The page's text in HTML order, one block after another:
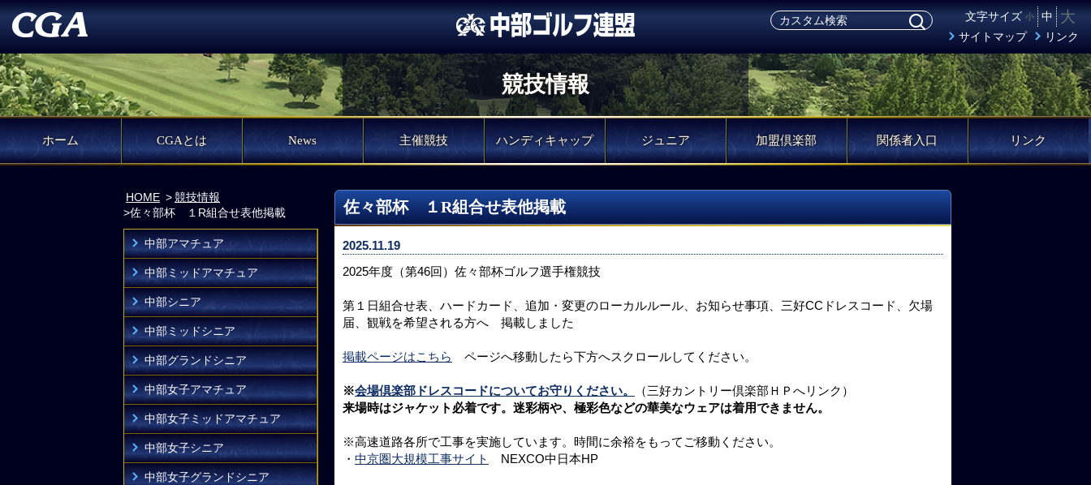
文字サイズ 小 中 大
サイトマップ リンク
競技情報
ホーム CGAとは News 主催競技 ハンディキャップ ジュニア 加盟倶楽部 関係者入口 リンク
HOME
競技情報
佐々部杯 １R組合せ表他掲載
中部アマチュア
中部ミッドアマチュア
中部シニア
中部ミッドシニア
中部グランドシニア
中部女子アマチュア
中部女子ミッドアマチュア
中部女子シニア
中部女子グランドシニア
佐々部杯 １R組合せ表他掲載
2025.11.19
2025年度（第46回）佐々部杯ゴルフ選手権競技
第１日組合せ表、ハードカード、追加・変更のローカルルール、お知らせ事項、三好CCドレスコード、欠場
届、観戦を希望される方へ 掲載しました
掲載ページはこちら ページへ移動したら下方へスクロールしてください。
※会場倶楽部ドレスコードについてお守りください。
（三好カントリー倶楽部ＨＰへリンク）
来場時はジャケット必着です。迷彩柄や、極彩色などの華美なウェアは着用できません。
※高速道路各所で工事を実施しています。時間に余裕をもってご移動ください。
・ 中京圏大規模工事サイト NEXCO中日本HP